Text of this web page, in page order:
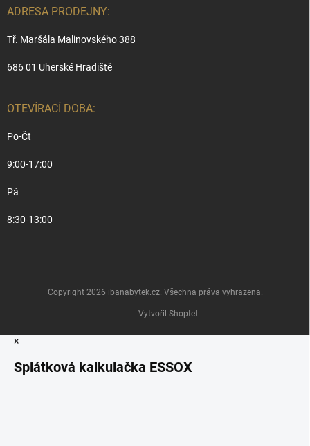
ADRESA PRODEJNY:
Tř. Maršála Malinovského 388
686 01 Uherské Hradiště
OTEVÍRACÍ DOBA:
Po-Čt
9:00-17:00
Pá
8:30-13:00
Vytvořil Shoptet
Copyright 2026 ibanabytek.cz. Všechna práva vyhrazena.
×
Splátková kalkulačka ESSOX